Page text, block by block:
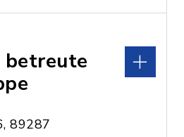
89287